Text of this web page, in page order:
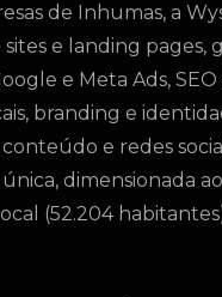
de Inhumas, a
sites e landing pages,
e Meta Ads,
branding e
e redes
dimensionada
(52.204